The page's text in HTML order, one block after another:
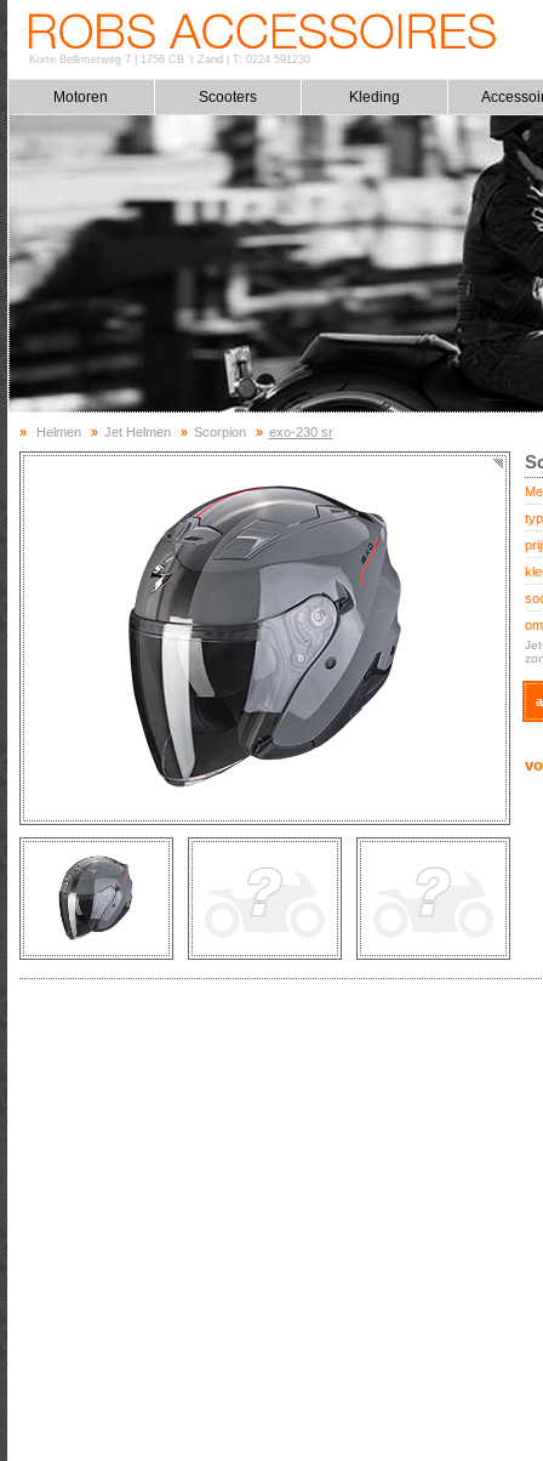
Korte Belkmerweg 7| 1756 CB 't Zand T: 0224 591230
Motoren Scooters Kleding
» Helmen » Jet Helmen » Scorpion » exo-230 sr